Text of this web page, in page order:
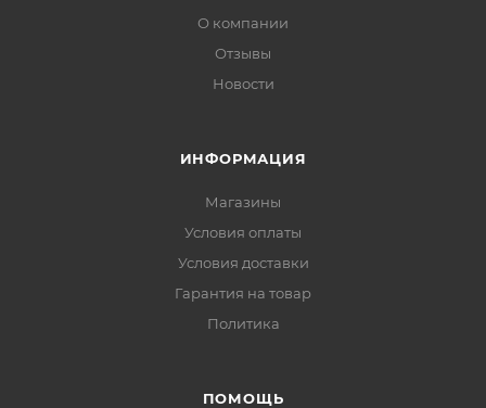
О компании
Отзывы
Новости
ИНФОРМАЦИЯ
Магазины
Условия оплаты
Условия доставки
Гарантия на товар
Политика
ПОМОЩЬ